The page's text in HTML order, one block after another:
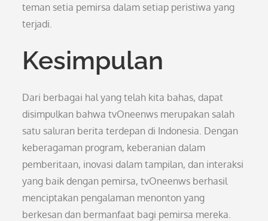
teman setia pemirsa dalam setiap peristiwa yang
terjadi.
Kesimpulan
Dari berbagai hal yang telah kita bahas, dapat
disimpulkan bahwa tvOneenws merupakan salah
satu saluran berita terdepan di Indonesia. Dengan
keberagaman program, keberanian dalam
pemberitaan, inovasi dalam tampilan, dan interaksi
yang baik dengan pemirsa, tvOneenws berhasil
menciptakan pengalaman menonton yang
berkesan dan bermanfaat bagi pemirsa mereka.